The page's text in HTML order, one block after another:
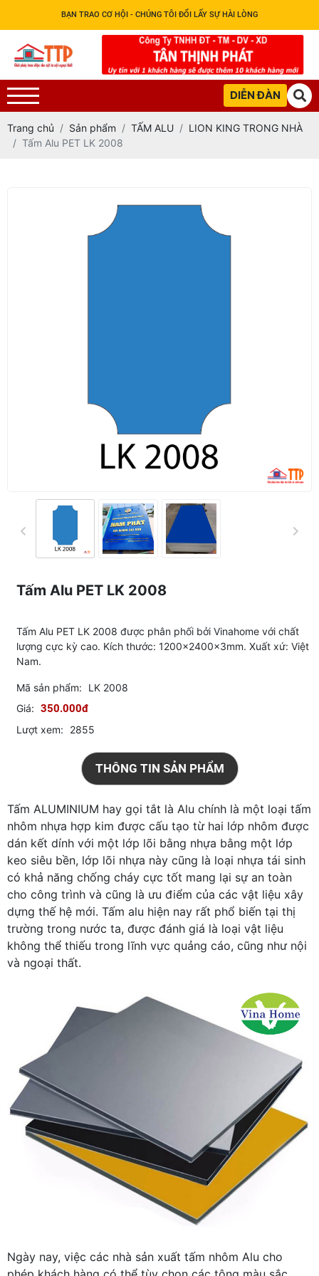
BẠN TRAO CƠ HỘI - CHÚNG TÔI ĐỔI LẤY SỰ HÀI LÒNG
DIỄN ĐÀN
Trang chủ Sản phẩm TẤM ALU
LION KING TRONG NHÀ
Tấm Alu PET LK 2008
Tấm Alu PET LK 2008
Tấm Alu PET LK 2008 được phân phối bởi Vinahome với chất
lượng cực kỳ cao. Kích thước: 1200x2400x3mm. Xuất xứ: Việt
Nam.
Mã sản phẩm:
LK 2008
Giá: 350.000đ
Lượt xem: 2855
THÔNG TIN SẢN PHẨM
Tấm ALUMINIUM hay gọi tắt là Alu chính là một loại tấm
nhôm nhựa hợp kim được cấu tạo từ hai lớp nhôm được
dán kết dính với một lớp lõi bằng nhựa bằng một lớp
keo siêu bền, lớp lõi nhựa này cũng là loại nhựa tái sinh
có khả năng chống cháy cực tốt mang lại sự an toàn
cho công trình và cũng là ưu điểm của các vật liệu xây
dựng thế hệ mới. Tấm alu hiện nay rất phổ biến tại thị
trường trong nước ta, được đánh giá là loại vật liệu
không thể thiếu trong lĩnh vực quảng cáo, cũng như nội
và ngoại thất.
Ngày nay, việc các nhà sản xuất tấm nhôm Alu cho